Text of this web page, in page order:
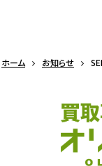
ホーム お知らせ